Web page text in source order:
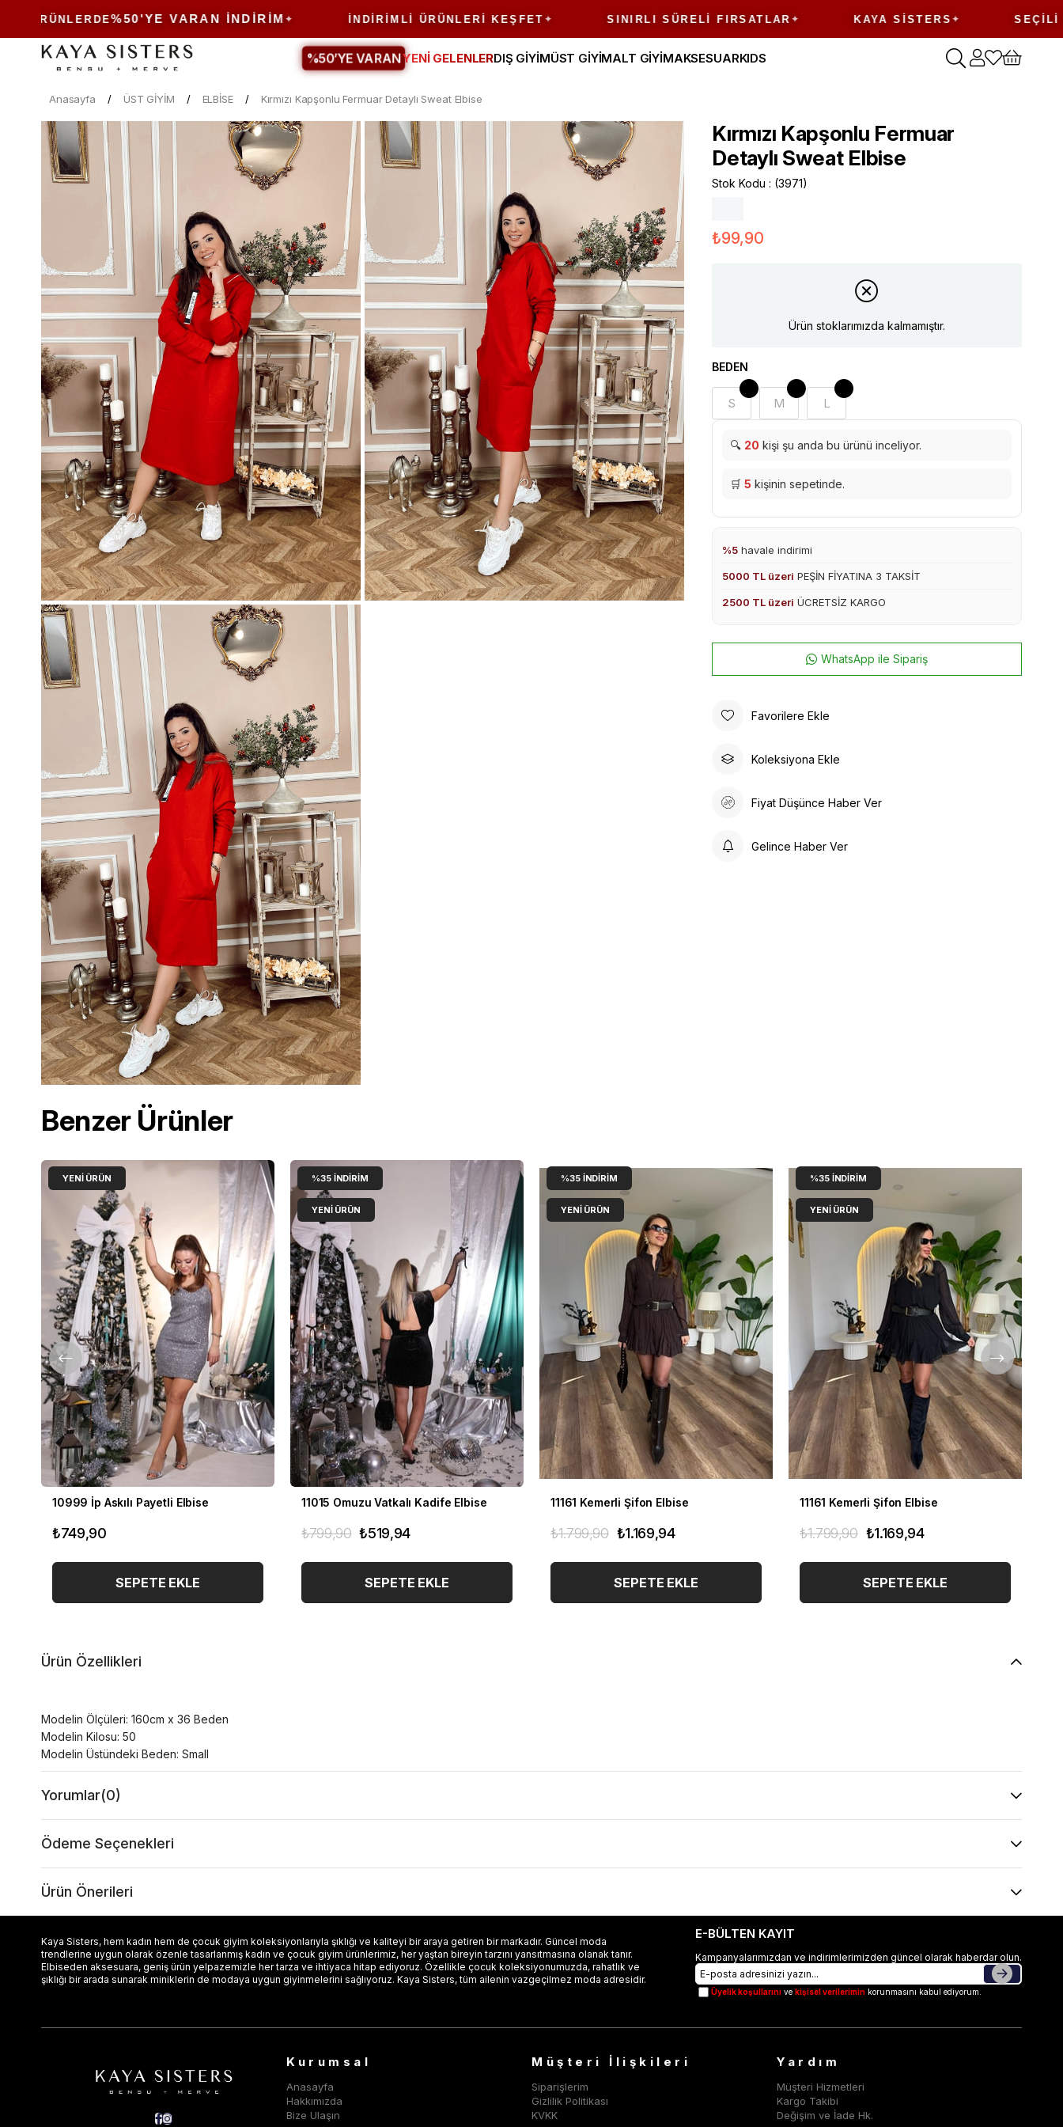
%50'YE VARAN İNDIRIM İNDIRIMLI ÜRÜNLERI KEŞFET SINIRLI SÜRELI FIRSATLAR KAYA SISTERS SEÇILI
%50’YE VARANYENİ GELENLERDIŞ GİYİMÜST GİYİMALT GİYİMAKSESUARKIDS
Anasayfa ÜST GİYİM ELBİSE Kırmızı Kapşonlu Fermuar Detaylı Sweat Elbise
Kırmızı Kapşonlu Fermuar
Detaylı Sweat Elbise
Stok Kodu (3971)
₺99,90
Ürün stoklarımızda kalmamıştır.
BEDEN
S M L
🔍 20 kişi şu anda bu ürünü inceliyor.
🛒5 kişinin sepetinde.
%5 havale indirimi
5000 TL üzeri PEŞİN FİYATINA 3 TAKSİT
2500 TL üzeri ÜCRETSİZ KARGO
WhatsApp ile Sipariş
Favorilere Ekle
Koleksiyona Ekle
Fiyat Düşünce Haber Ver
Gelince Haber Ver
Benzer Ürünler
10999 İp Askılı Payetli Elbise
₺749,90
SEPETE EKLE
YENI ÜRÜN
11015 Omuzu Vatkalı Kadife Elbise
₺519,94
₺799,90
SEPETE EKLE
%35 İNDIRIM
YENI ÜRÜN
11161 Kemerli Şifon Elbise
₺1.169,94
₺1.799,90
SEPETE EKLE
%35 İNDIRIM
YENI ÜRÜN
11161 Kemerli Şifon Elbise
₺1.169,94
₺1.799,90
SEPETE EKLE
%35 İNDIRIM
YENI ÜRÜN
Ürün Özellikleri
Modelin Ölçüleri: 160cm x 36 Beden
Modelin Kilosu: 50
Modelin Üstündeki Beden: Small
Yorumlar(0)
Ödeme Seçenekleri
Ürün Önerileri
Kaya Sisters, hem kadın hem de çocuk giyim koleksiyonlarıyla şıklığı ve kaliteyi bir araya getiren bir markadır. Güncel moda
trendlerine uygun olarak özenle tasarlanmış kadın ve çocuk giyim ürünlerimiz, her yaştan bireyin tarzını yansıtmasına olanak tanır.
Elbiseden aksesuara, geniş ürün yelpazemizle her tarza ve ihtiyaca hitap ediyoruz. Özellikle çocuk koleksiyonumuzda, rahatlık ve
şıklığı bir arada sunarak miniklerin de modaya uygun giyinmelerini sağlıyoruz. Kaya Sisters, tüm ailenin vazgeçilmez moda adresidir.
E-BÜLTEN KAYIT
Kampanyalarımızdan ve indirimlerimizden güncel olarak haberdar olun.
Üyelik koşullarınıve kişisel verileriminkorunmasını kabul ediyorum.
Kurumsal
Anasayfa
Hakkımızda
Bize Ulaşın
Müşteri İlişkileri
Siparişlerim
Gizlilik Politikası
KVKK
Yardım
Müşteri Hizmetleri
Kargo Takibi
Değişim ve İade Hk.